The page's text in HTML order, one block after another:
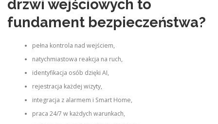
drzwi wejściowych to
fundament bezpieczeństwa?
pełna kontrola nad wejściem,
natychmiastowa reakcja na ruch,
identyfikacja osób dzięki AI,
rejestracja każdej wizyty,
integracja z alarmem i Smart Home,
praca 24/7 w każdych warunkach,